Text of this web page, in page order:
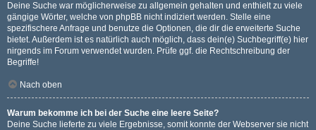
Deine Suche war möglicherweise zu allgemein gehalten und enthielt zu viele
gängige Wörter, welche von phpBB nicht indiziert werden. Stelle eine
spezifischere Anfrage und benutze die Optionen, die dir die erweiterte Suche
bietet. Außerdem ist es natürlich auch möglich, dass dein(e) Suchbegriff(e) hier
nirgends im Forum verwendet wurden. Prüfe ggf. die Rechtschreibung der
Begriffe!
Nach oben
Warum bekomme ich bei der Suche eine leere Seite?
Deine Suche lieferte zu viele Ergebnisse, somit konnte der Webserver sie nicht